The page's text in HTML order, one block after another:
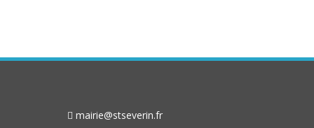
mairie@stseverin.fr